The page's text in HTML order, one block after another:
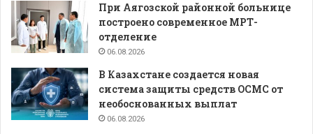
При Аягозской районной больнице
построено современное МРТ-
отделение
06.08.2026
В Казахстане создается новая
система защиты средств ОСМС от
необоснованных выплат
06.08.2026